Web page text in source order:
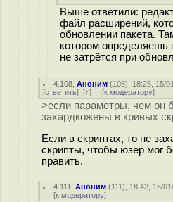
Выше ответили:
файл расширений,
обновлении пакета.
котором определяешь
не затрётся при
4.108 ,Аноним (108), 18:25, 15/
[ответить] [↑] [к модератору]
>если параметры, чем он
захардкожены в кривых
Если в скриптах, то не
скрипты, чтобы юзер мог
править.
4.111 ,Аноним (111), 18:42, 15/
[к модератору]